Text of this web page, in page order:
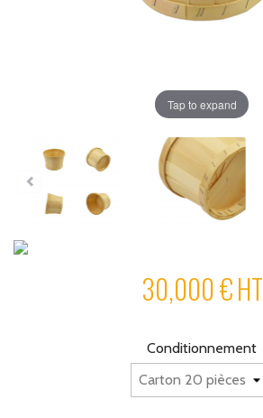
Tap to expand
30,000 €HT
Conditionnement